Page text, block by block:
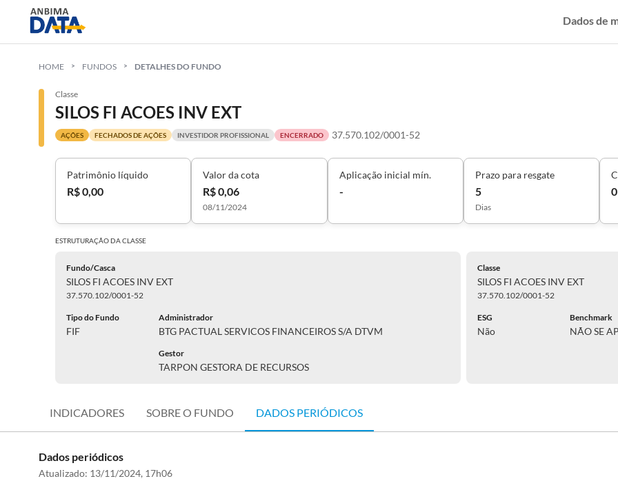
Dados de
HOME FUNDOS DETALHES DO FUNDO
Classe
SILOS FI ACOES INV EXT
AÇÕES FECHADOS DE AÇÕES INVESTIDOR PROFISSIONAL ENCERRADO 37.570.102/0001-52
Patrimônio líquido
R$ 0,00
Valor da cota
R$ 0,06
08/11/2024
Aplicação inicial mín.
-
Prazo para resgate
5
Dias
0
ESTRUTURAÇÃO DACLASSE
Fundo/Casca
SILOS FI ACOES INV EXT
37.570.102/0001-52
Tipo do Fundo
FIF
Administrador
BTG PACTUAL SERVICOS FINANCEIROS S/A DTVM
Gestor
TARPON GESTORA DE RECURSOS
Classe
SILOS FI ACOES INV EXT
37.570.102/0001-52
ESG
Não
Benchmark
NÃO SE
INDICADORES SOBRE O FUNDO DADOS PERIÓDICOS
Dados periódicos
Atualizado: 13/11/2024, 17h06